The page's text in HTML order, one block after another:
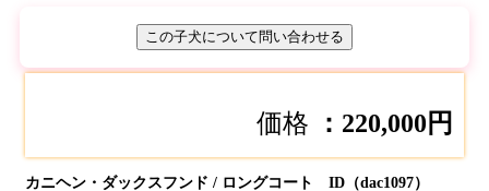
この子犬について問い合わせる
価格 ：220,000円
カニヘン・ダックスフンド / ロングコート ID（dac1097）